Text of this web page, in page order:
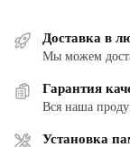
Доставка в
Мы можем
Гарантия
Вся наша
Установка